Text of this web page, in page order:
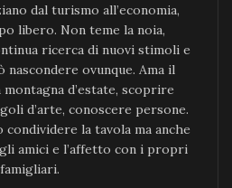
dal turismo all’economia,
libero. Non teme la noia,
ricerca di nuovi stimoli e
nascondere ovunque. Ama il
montagna d’estate, scoprire
d’arte, conoscere persone.
la tavola ma anche
amici e l’affetto con i propri
famigliari.